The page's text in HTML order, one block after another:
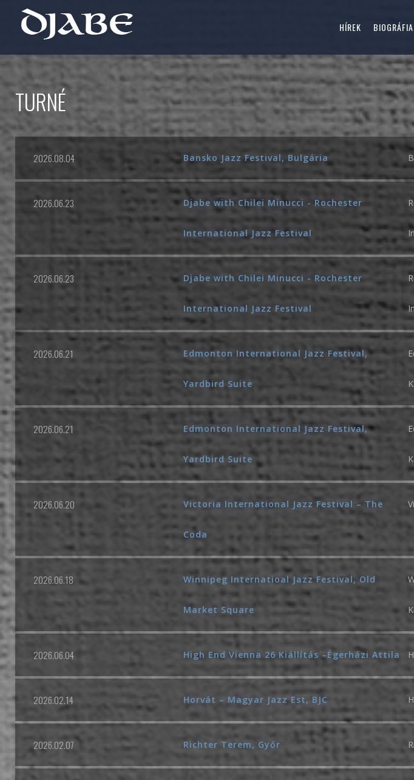
HÍREK BIOGRÁFIA
TURNÉ
2026.08.04 Bansko Jazz Festival, Bulgária
2026.06.23 Djabe with Chilei Minucci - Rochester
International Jazz Festival
2026.06.23 Djabe with Chilei Minucci - Rochester
International Jazz Festival
2026.06.21 Edmonton International Jazz Festival,
Yardbird Suite
2026.06.21 Edmonton International Jazz Festival,
Yardbird Suite
2026.06.20 Victoria International Jazz Festival – The
Coda
2026.06.18 Winnipeg Internatioal Jazz Festival, Old
Market Square
2026.06.04 High End Vienna 26 Kiállítás –Égerházi Attila
2026.02.14 Horvát – Magyar Jazz Est, BJC
2026.02.07 Richter Terem, Győr